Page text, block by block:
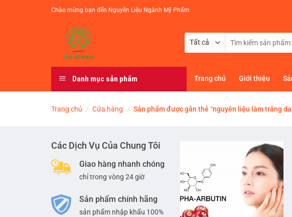
Chào mừng bạn đến Nguyên Liệu Ngành Mỹ Phẩm
Tìm
Danh mục sản phẩm Trang chủ Giới thiệu
Trang chủ / Cửa hàng / Sản phẩm được gắn thẻ “nguyên liệu làm trắng
Các Dịch Vụ Của Chung Tôi
Giao hàng nhanh chóng
chỉ trong vòng 24 giờ
Sản phẩm chính hãng
sản phẩm nhập khẩu 100%